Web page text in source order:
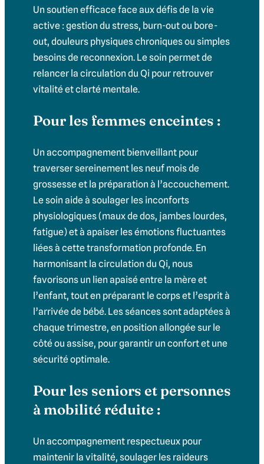
Un soutien efficace face aux défis de la vie
active : gestion du stress, burn-out ou bore-
out, douleurs physiques chroniques ou simples
besoins de reconnexion. Le soin permet de
relancer la circulation du Qi pour retrouver
vitalité et clarté mentale.
Pour les femmes enceintes :
Un accompagnement bienveillant pour
traverser sereinement les neuf mois de
grossesse et la préparation à l’accouchement.
Le soin aide à soulager les inconforts
physiologiques (maux de dos, jambes lourdes,
fatigue) et à apaiser les émotions fluctuantes
liées à cette transformation profonde. En
harmonisant la circulation du Qi, nous
favorisons un lien apaisé entre la mère et
l’enfant, tout en préparant le corps et l’esprit à
l’arrivée de bébé. Les séances sont adaptées à
chaque trimestre, en position allongée sur le
côté ou assise, pour garantir un confort et une
sécurité optimale.
Pour les seniors et personnes
à mobilité réduite :
Un accompagnement respectueux pour
maintenir la vitalité, soulager les raideurs